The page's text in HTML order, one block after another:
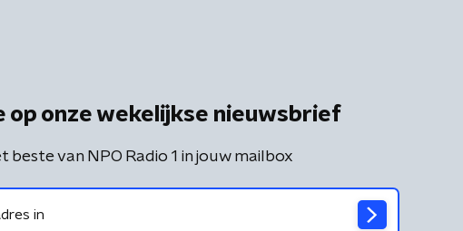
op onze wekelijkse nieuwsbrief
beste van NPO Radio 1 in jouw mailbox